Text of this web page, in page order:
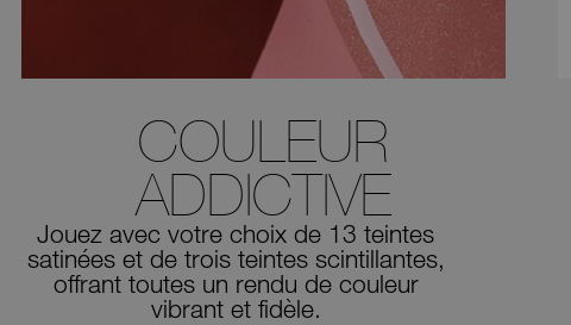
COULEUR
ADDICTIVE
Jouez avec votre choix de 13 teintes
satinées et de trois teintes scintillantes,
offrant toutes un rendu de couleur
vibrant et fidèle.